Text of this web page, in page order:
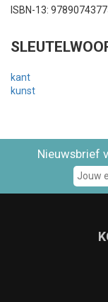
ISBN-13:
kant
kunst
Nieuwsbrief